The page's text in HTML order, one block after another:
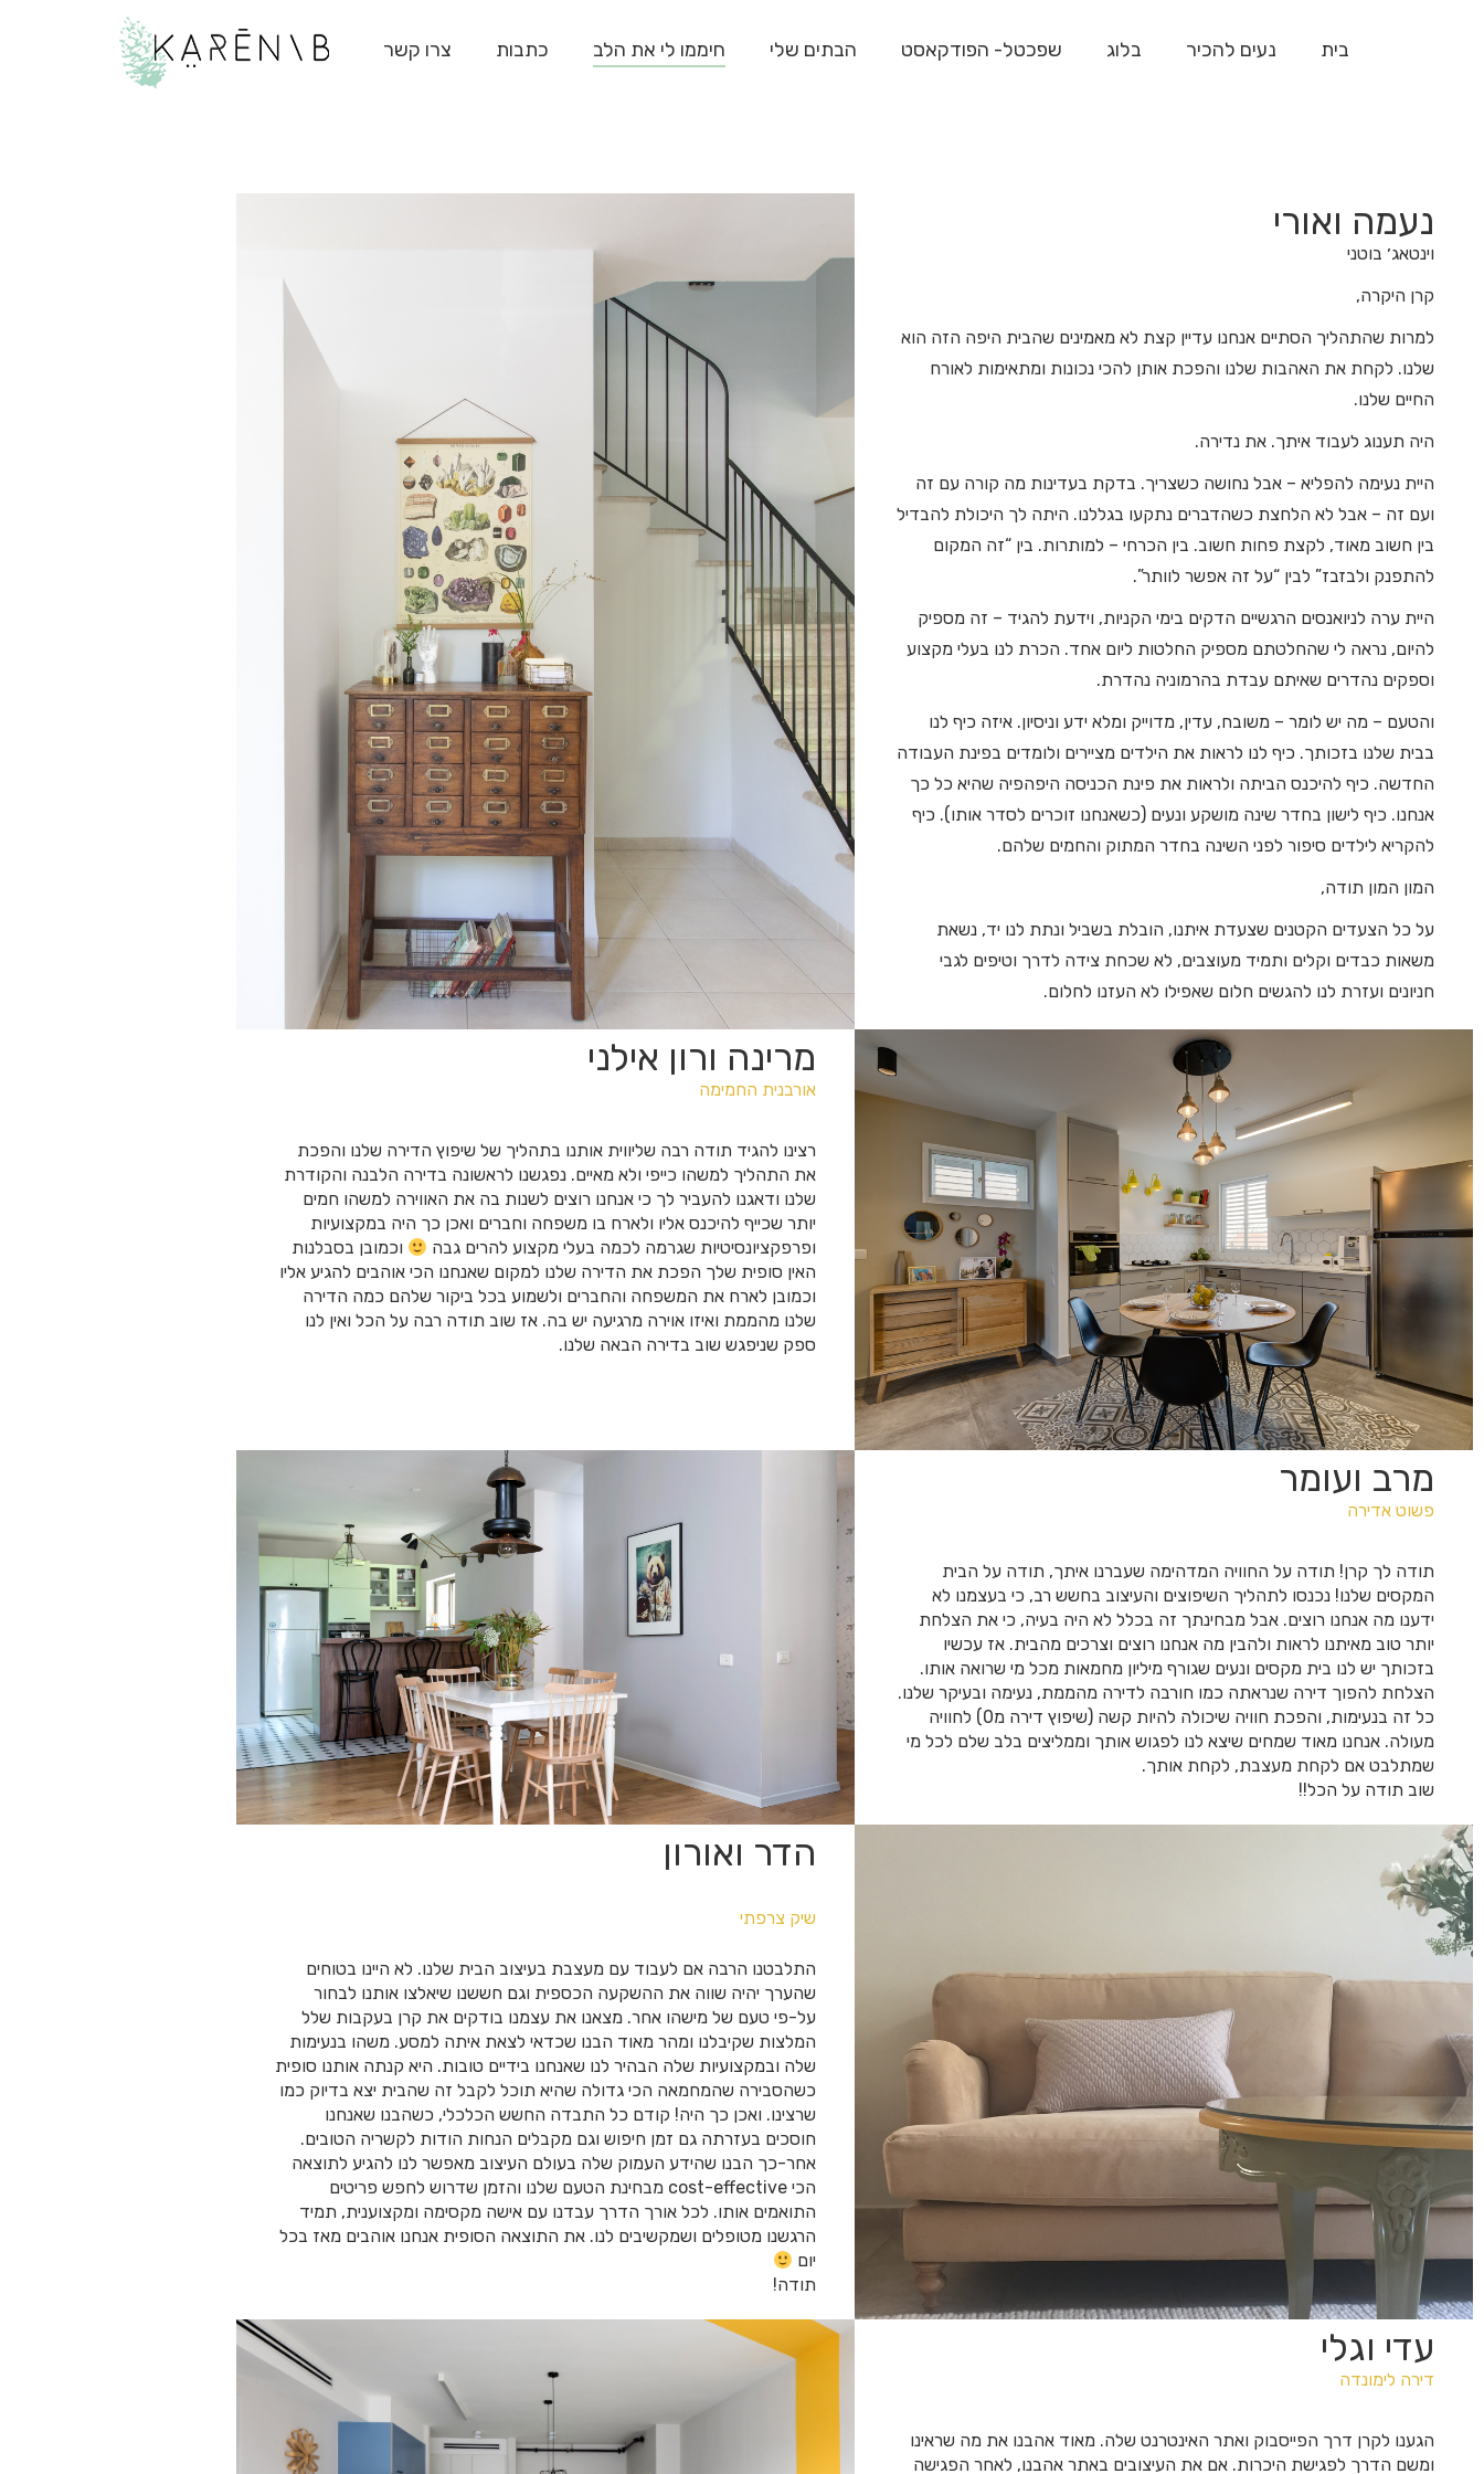
בית נעים להכיר בלוג שפכטל- הפודקאסט הבתים שלי חיממו לי את הלב כתבות צרו קשר
נעמה ואורי
וינטאג׳ בוטני
קרן היקרה,
למרות שהתהליך הסתיים אנחנו עדיין קצת לא מאמינים שהבית היפה הזה הוא
שלנו. לקחת את האהבות שלנו והפכת אותן להכי נכונות ומתאימות לאורח
החיים שלנו.
היה תענוג לעבוד איתך. את נדירה.
היית נעימה להפליא – אבל נחושה כשצריך. בדקת בעדינות מה קורה עם זה
ועם זה – אבל לא הלחצת כשהדברים נתקעו בגללנו. היתה לך היכולת להבדיל
בין חשוב מאוד, לקצת פחות חשוב. בין הכרחי – למותרות. בין “זה המקום
להתפנק ולבזבז” לבין “על זה אפשר לוותר”.
היית ערה לניואנסים הרגשיים הדקים בימי הקניות, וידעת להגיד – זה מספיק
להיום, נראה לי שהחלטתם מספיק החלטות ליום אחד. הכרת לנו בעלי מקצוע
וספקים נהדרים שאיתם עבדת בהרמוניה נהדרת.
והטעם – מה יש לומר – משובח, עדין, מדוייק ומלא ידע וניסיון. איזה כיף לנו
בבית שלנו בזכותך. כיף לנו לראות את הילדים מציירים ולומדים בפינת העבודה
החדשה. כיף להיכנס הביתה ולראות את פינת הכניסה היפהפיה שהיא כל כך
אנחנו. כיף לישון בחדר שינה מושקע ונעים (כשאנחנו זוכרים לסדר אותו). כיף
להקריא לילדים סיפור לפני השינה בחדר המתוק והחמים שלהם.
המון המון תודה,
על כל הצעדים הקטנים שצעדת איתנו, הובלת בשביל ונתת לנו יד, נשאת
משאות כבדים וקלים ותמיד מעוצבים, לא שכחת צידה לדרך וטיפים לגבי
חניונים ועזרת לנו להגשים חלום שאפילו לא העזנו לחלום.
מרינה ורון אילני
אורבנית החמימה
רצינו להגיד תודה רבה שליווית אותנו בתהליך של שיפוץ הדירה שלנו והפכת
את התהליך למשהו כייפי ולא מאיים. נפגשנו לראשונה בדירה הלבנה והקודרת
שלנו ודאגנו להעביר לך כי אנחנו רוצים לשנות בה את האווירה למשהו חמים
יותר שכייף להיכנס אליו ולארח בו משפחה וחברים ואכן כך היה במקצועיות
ופרפקציונסיטיות שגרמה לכמה בעלי מקצוע להרים גבה
וכמובן בסבלנות
האין סופית שלך הפכת את הדירה שלנו למקום שאנחנו הכי אוהבים להגיע אליו
וכמובן לארח את המשפחה והחברים ולשמוע בכל ביקור שלהם כמה הדירה
שלנו מהממת ואיזו אוירה מרגיעה יש בה. אז שוב תודה רבה על הכל ואין לנו
ספק שניפגש שוב בדירה הבאה שלנו.
מרב ועומר
פשוט אדירה
תודה לך קרן! תודה על החוויה המדהימה שעברנו איתך, תודה על הבית
המקסים שלנו! נכנסו לתהליך השיפוצים והעיצוב בחשש רב, כי בעצמנו לא
ידענו מה אנחנו רוצים. אבל מבחינתך זה בכלל לא היה בעיה, כי את הצלחת
יותר טוב מאיתנו לראות ולהבין מה אנחנו רוצים וצרכים מהבית. אז עכשיו
בזכותך יש לנו בית מקסים ונעים שגורף מיליון מחמאות מכל מי שרואה אותו.
הצלחת להפוך דירה שנראתה כמו חורבה לדירה מהממת, נעימה ובעיקר שלנו.
כל זה בנעימות, והפכת חוויה שיכולה להיות קשה (שיפוץ דירה מ0) לחוויה
מעולה. אנחנו מאוד שמחים שיצא לנו לפגוש אותך וממליצים בלב שלם לכל מי
שמתלבט אם לקחת מעצבת, לקחת אותך.
שוב תודה על הכל!!
הדר ואורון
שיק צרפתי
התלבטנו הרבה אם לעבוד עם מעצבת בעיצוב הבית שלנו. לא היינו בטוחים
שהערך יהיה שווה את ההשקעה הכספית וגם חששנו שיאלצו אותנו לבחור
על-פי טעם של מישהו אחר. מצאנו את עצמנו בודקים את קרן בעקבות שלל
המלצות שקיבלנו ומהר מאוד הבנו שכדאי לצאת איתה למסע. משהו בנעימות
שלה ובמקצועיות שלה הבהיר לנו שאנחנו בידיים טובות. היא קנתה אותנו סופית
כשהסבירה שהמחמאה הכי גדולה שהיא תוכל לקבל זה שהבית יצא בדיוק כמו
שרצינו. ואכן כך היה! קודם כל התבדה החשש הכלכלי, כשהבנו שאנחנו
חוסכים בעזרתה גם זמן חיפוש וגם מקבלים הנחות הודות לקשריה הטובים.
אחר-כך הבנו שהידע העמוק שלה בעולם העיצוב מאפשר לנו להגיע לתוצאה
הכי cost-effective מבחינת הטעם שלנו והזמן שדרוש לחפש פריטים
התואמים אותו. לכל אורך הדרך עבדנו עם אישה מקסימה ומקצוענית, תמיד
הרגשנו מטופלים ושמקשיבים לנו. את התוצאה הסופית אנחנו אוהבים מאז בכל
יום
תודה!
עדי וגלי
דירה לימונדה
הגענו לקרן דרך הפייסבוק ואתר האינטרנט שלה. מאוד אהבנו את מה שראינו
ומשם הדרך לפגישת היכרות. אם את העיצובים באתר אהבנו, לאחר הפגישה